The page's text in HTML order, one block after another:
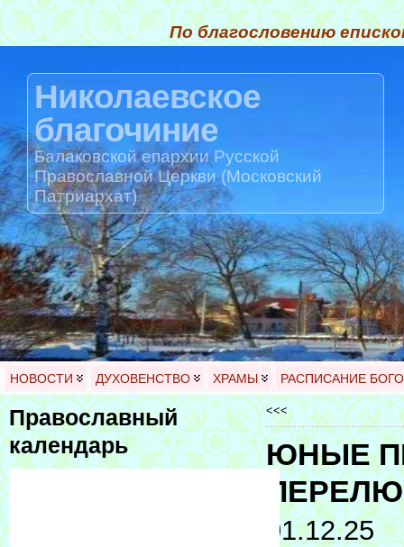
По благословению
Николаевское
благочиние
Балаковской епархии Русской
Православной Церкви (Московский
Патриархат)
НОВОСТИ ДУХОВЕНСТВО ХРАМЫ РАСПИСАНИЕ
Православный
календарь
<<<
ЮНЫЕ
01.12.25